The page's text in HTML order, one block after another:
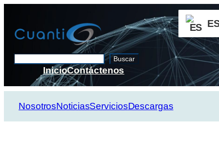
contenido
Buscar
InicioContáctenos
NosotrosNoticiasServiciosDescargas